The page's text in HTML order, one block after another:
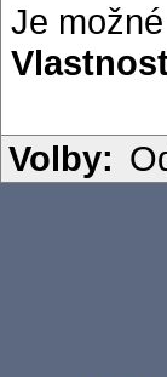
Je
Volby: